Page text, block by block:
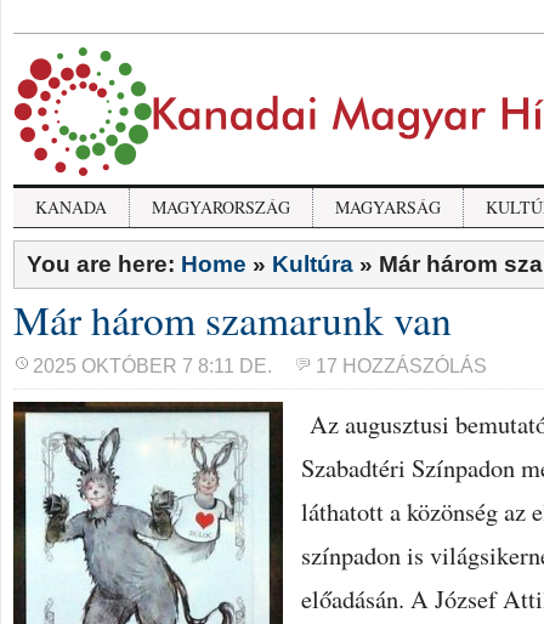
KANADA MAGYARORSZÁG MAGYARSÁG
You are here: Home » Kultúra » Már három
Már három szamarunk van
2025 OKTÓBER 7 8:11 DE. 17 HOZZÁSZÓLÁS
Az augusztusi
Szabadtéri Színpadon
láthatott a közönség az
színpadon is
előadásán. A József